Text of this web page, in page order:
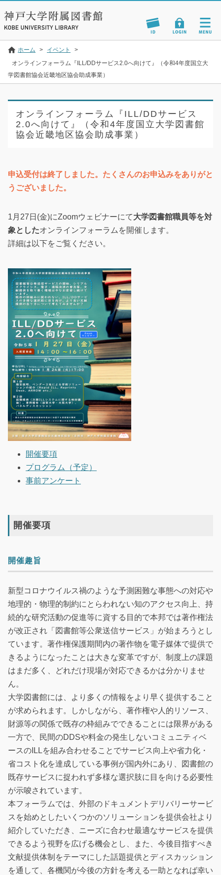
ホーム > イベント
>
オンラインフォーラム『ILL/DDサービス2.0へ向けて』（令和4年度国立大
学図書館協会近畿地区協会助成事業）
オンラインフォーラム『ILL/DDサービス
2.0へ向けて』（令和4年度国立大学図書館
協会近畿地区協会助成事業）
申込受付は終了しました。たくさんのお申込みをありがと
うございました。
1月27日(金)にZoomウェビナーにて大学図書館職員等を対
象としたオンラインフォーラムを開催します。
詳細は以下をご覧ください。
開催要項
プログラム（予定）
事前アンケート
開催要項
開催趣旨
新型コロナウイルス禍のような予測困難な事態への対応や
地理的・物理的制約にとらわれない知のアクセス向上、持
続的な研究活動の促進等に資する目的で本邦では著作権法
が改正され「図書館等公衆送信サービス」が始まろうとし
ています。著作権保護期間内の著作物を電子媒体で提供で
きるようになったことは大きな変革ですが、制度上の課題
はまだ多く、どれだけ現場が対応できるかは分かりませ
ん。
大学図書館には、より多くの情報をより早く提供すること
が求められます。しかしながら、著作権や人的リソース、
財源等の関係で既存の枠組みでできることには限界がある
一方で、民間のDDSや料金の発生しないコミュニティベ
ースのILLを組み合わせることでサービス向上や省力化・
省コスト化を達成している事例が国内外にあり、図書館の
既存サービスに捉われず多様な選択肢に目を向ける必要性
が示唆されています。
本フォーラムでは、外部のドキュメントデリバリーサービ
スを始めとしたいくつかのソリューションを提供会社より
紹介していただき、ニーズに合わせ最適なサービスを提供
できるよう視野を広げる機会とし、また、今後目指すべき
文献提供体制をテーマにした話題提供とディスカッション
を通して、各機関が今後の方針を考える一助となれば幸い